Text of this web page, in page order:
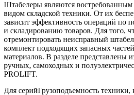
Штабелеры являются
видом складской техники. От их
зависит эффективность операций по
и складированию товаров. Для того,
отремонтировать неисправный
комплект подходящих запасных
материалов. В разделе представлены
ручных, самоходных и
PROLIFT.
Для серийГрузоподъемность техники,